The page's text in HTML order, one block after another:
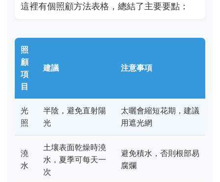
這裡有個照顧方法表格，總結了主要要點：
照
顧
項
目
建議 注意事項
光
照
半陰，避免直射陽
光
太曬會縮短花期，建議
用遮光網
澆
水
土壤表面乾燥時澆
水，夏季可每天一
次
避免積水，否則根部易
腐爛